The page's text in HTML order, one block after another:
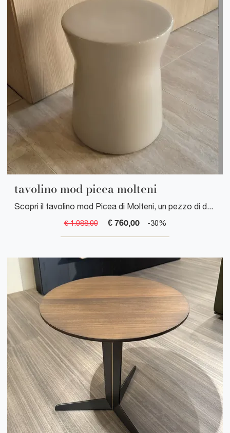
tavolino mod picea molteni
Scopri il tavolino mod Picea di Molteni, un pezzo di design italiano elegante e funzionale per arredare il tuo spazio con stile.
€ 1.088,00 € 760,00 -30%